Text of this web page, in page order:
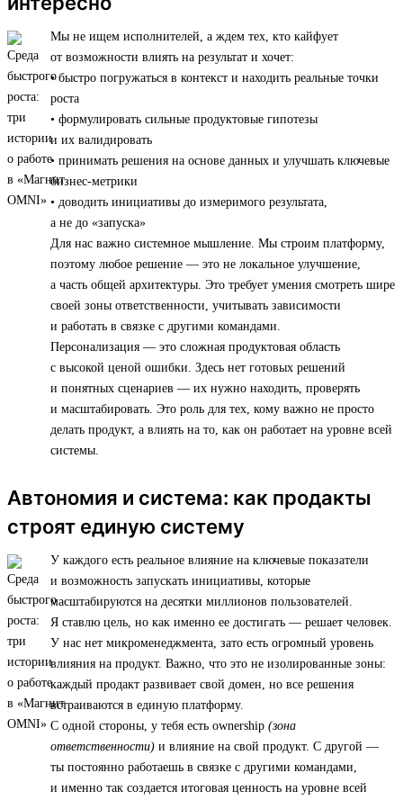
Мы не ищем исполнителей, а ждем тех, кто кайфует
от возможности влиять на результат и хочет:
• быстро погружаться в контекст и находить реальные точки
роста
• формулировать сильные продуктовые гипотезы
и их валидировать
• принимать решения на основе данных и улучшать ключевые
бизнес-метрики
• доводить инициативы до измеримого результата,
а не до «запуска»
Для нас важно системное мышление. Мы строим платформу,
поэтому любое решение — это не локальное улучшение,
а часть общей архитектуры. Это требует умения смотреть шире
своей зоны ответственности, учитывать зависимости
и работать в связке с другими командами.
Персонализация — это сложная продуктовая область
с высокой ценой ошибки. Здесь нет готовых решений
и понятных сценариев — их нужно находить, проверять
и масштабировать. Это роль для тех, кому важно не просто
делать продукт, а влиять на то, как он работает на уровне всей
системы.
Автономия и система: как продакты
строят единую систему
У каждого есть реальное влияние на ключевые показатели
и возможность запускать инициативы, которые
масштабируются на десятки миллионов пользователей.
Я ставлю цель, но как именно ее достигать — решает человек.
У нас нет микроменеджмента, зато есть огромный уровень
влияния на продукт. Важно, что это не изолированные зоны:
каждый продакт развивает свой домен, но все решения
встраиваются в единую платформу.
С одной стороны, у тебя есть ownership (зона
ответственности) и влияние на свой продукт. С другой —
ты постоянно работаешь в связке с другими командами,
и именно так создается итоговая ценность на уровне всей